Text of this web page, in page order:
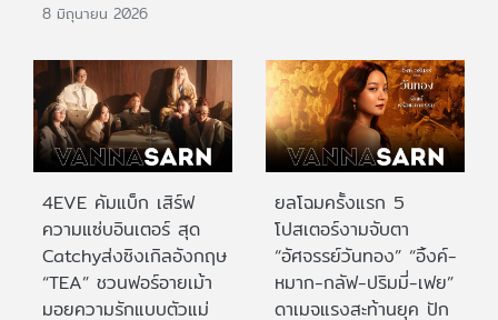
8 มิถุนายน 2026
4EVE คัมแบ็ก เสิร์ฟ
ความแซ่บอินเตอร์ สุด
Catchyส่งซิงเกิลอังกฤษ
“TEA” ชวนฟอร์อายเม้า
มอยความรักแบบตัวแม่
ยลโฉมครั้งแรก 5
โปสเตอร์งามจับตา
“อัศจรรย์วันทอง” “อิ้งค์-
หมาก-กลัฟ-ปริมมี่-เฟย”
ดาเมจแรงสะท้านยุค ปัก